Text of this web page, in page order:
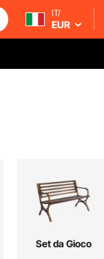
IT/
EUR
Set da Gioco